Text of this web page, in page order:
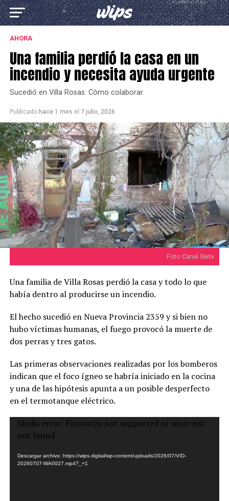
AHORA
Una familia perdió la casa en un
incendio y necesita ayuda urgente
Sucedió en Villa Rosas. Cómo colaborar.
Publicado hace 1 mes el 7 julio, 2026
Foto Canal Siete
Una familia de Villa Rosas perdió la casa y todo lo que
había dentro al producirse un incendio.
El hecho sucedió en Nueva Provincia 2359 y si bien no
hubo víctimas humanas, el fuego provocó la muerte de
dos perras y tres gatos.
Las primeras observaciones realizadas por los bomberos
indican que el foco ígneo se habría iniciado en la cocina
y una de las hipótesis apunta a un posible desperfecto
en el termotanque eléctrico.
Reproductor
Media error: Format(s) not supported or source(s)
not found
Descargar archivo: https://wips.digital/wp-content/uploads/2026/07/VID-
20260707-WA0027.mp4?_=1